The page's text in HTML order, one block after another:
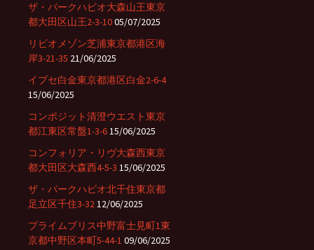
ザ・パークハビオ大森山王東京
都大田区山王2-3-1005/07/2025
リビオメゾン芝浦東京都港区海
岸3-21-35 21/06/2025
イプセ白金東京都港区白金2-6-4
15/06/2025
コンポジット清澄ウエスト東京
都江東区常盤1-3-615/06/2025
コンフォリア・リヴ大森西東京
都大田区大森西4-5-3 15/06/2025
ザ・パークハビオ北千住東京都
足立区千住3-3212/06/2025
プライムブリス中野富士見町1東
京都中野区本町5-44-1 09/06/2025